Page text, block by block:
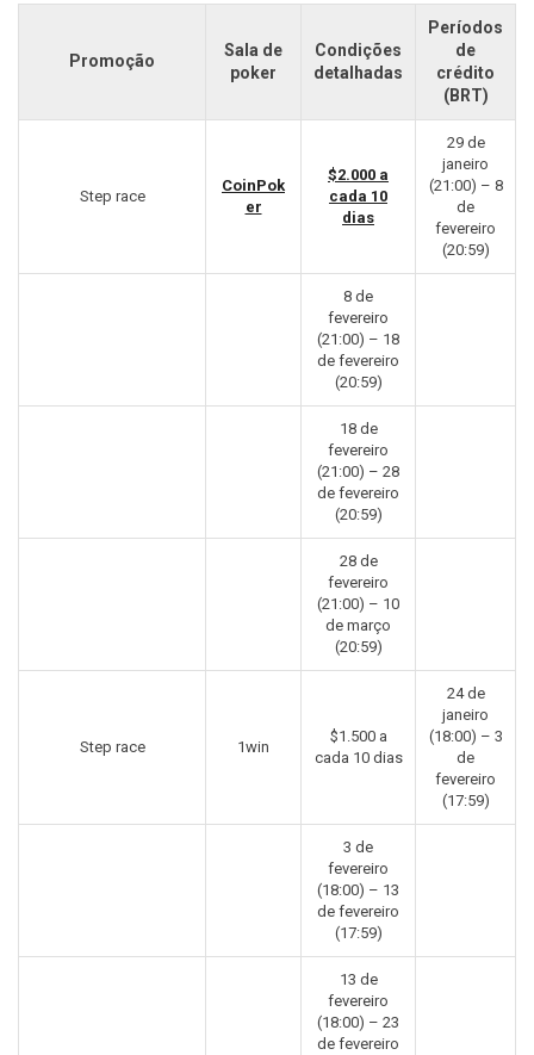
Promoção
Sala de
poker
Condições
detalhadas
Períodos
de
crédito
(BRT)
Step race
CoinPok
er
$2.000 a
cada 10
dias
29 de
janeiro
(21:00) – 8
de
fevereiro
(20:59)
8 de
fevereiro
(21:00) – 18
de fevereiro
(20:59)
18 de
fevereiro
(21:00) – 28
de fevereiro
(20:59)
28 de
fevereiro
(21:00) – 10
de março
(20:59)
Step race 1win
$1.500 a
cada 10 dias
24 de
janeiro
(18:00) – 3
de
fevereiro
(17:59)
3 de
fevereiro
(18:00) – 13
de fevereiro
(17:59)
13 de
fevereiro
(18:00) – 23
de fevereiro